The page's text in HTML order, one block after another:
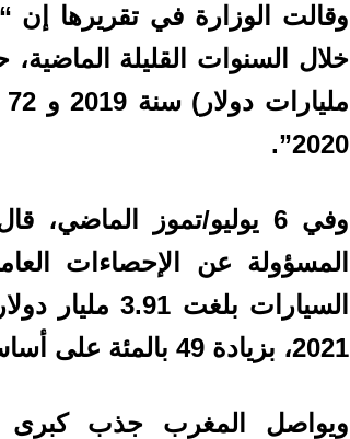
وقالت الوزارة في تقريرها
2020”.
وفي 6 يوليو/تموز
المسؤولة عن الإحصاءات
السيارات
2021، بزيادة 49 بالمئة على أساس سنوي.
ويواصل المغرب جذب كبرى